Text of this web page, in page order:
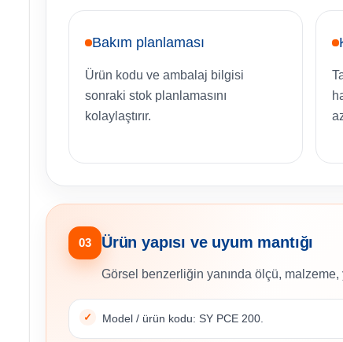
Bakım planlaması
Ürün kodu ve ambalaj bilgisi
sonraki stok planlamasını
kolaylaştırır.
03 Ürün yapısı ve uyum mantığı
Görsel benzerliğin yanında ölçü, malzeme,
Model / ürün kodu: SY PCE 200.